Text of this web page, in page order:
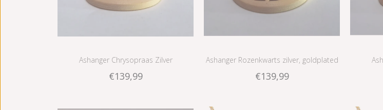
Ashanger Chrysopraas Zilver
€139,99
Ashanger Rozenkwarts zilver, goldplated
€139,99